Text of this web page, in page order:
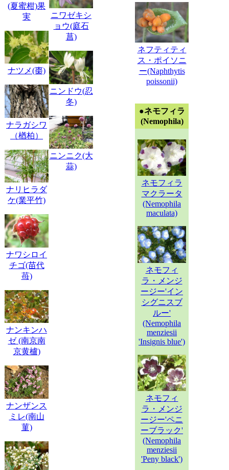
(夏蜜柑)果
実
ナツメ(棗)
ナラガシワ
（楢柏）
ナリヒラダ
ケ(業平竹)
ナワシロイ
チゴ(苗代
苺)
ナンキンハ
ゼ (南京南
京黄櫨)
ナンザンス
ミレ(南山
菫)
ニワゼキシ
ョウ(庭石
菖)
ニンドウ(忍
冬)
ニンニク(大
蒜)
ネフティティ
ス・ポイソニ
ー(Naphthytis
poissonii)
●ネモフィラ
(Nemophila)
ネモフィラ
マクラータ
(Nemophila
maculata)
ネモフィ
ラ・メンジ
ージー'イン
シグニスブ
ルー'
(Nemophila
menziesii
'Insignis blue')
ネモフィ
ラ・メンジ
ージー'ペニ
ーブラック'
(Nemophila
menziesii
'Peny black')